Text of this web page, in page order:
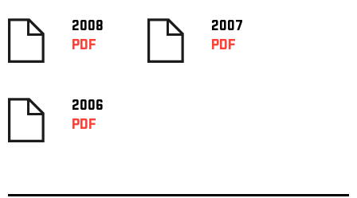
2008
PDF
2007
PDF
2006
PDF